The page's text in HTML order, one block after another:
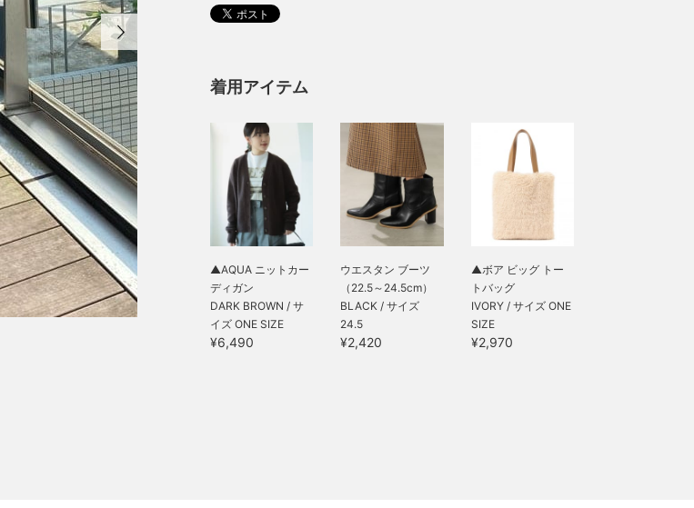
着用アイテム
▲AQUA ニットカー
ディガン
DARK BROWN / サ
イズ ONE SIZE
¥6,490
ウエスタン ブーツ
（22.5～24.5cm）
BLACK / サイズ
24.5
¥2,420
▲ボア ビッグ トー
トバッグ
IVORY / サイズ ONE
SIZE
¥2,970